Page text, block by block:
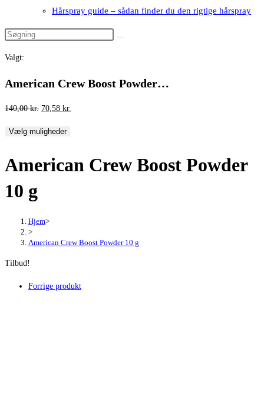
Hårspray guide – sådan finder du den rigtige hårspray
Valgt:
American Crew Boost Powder…
140,00kr. Den
pris
140,00 kr..
70,58 kr.
70,58 kr..
Vælg muligheder
American Crew Boost Powder
10 g
Hjem>
>
American Crew Boost Powder 10 g
Tilbud!
Forrige produkt